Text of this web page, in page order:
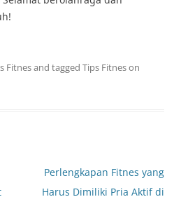
Fitnesand tagged Tips Fitneson
Perlengkapan Fitnes yang
Harus Dimiliki Pria Aktif di